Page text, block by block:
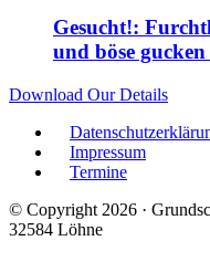
Gesucht!:
und böse
Download Our Details
Impressum
Termine
© Copyright 2026 ·
32584 Löhne